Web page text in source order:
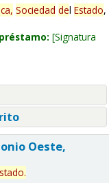
Sociedad del Estado,
Signatura
Oeste,
.